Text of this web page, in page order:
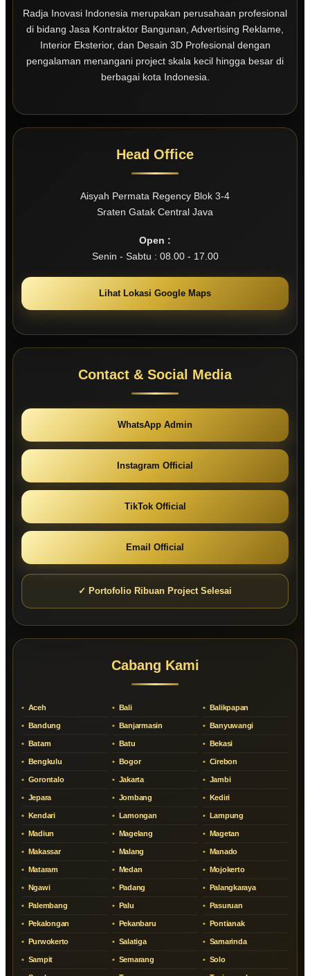
Radja Inovasi Indonesia merupakan perusahaan profesional
di bidang Jasa Kontraktor Bangunan, Advertising Reklame,
Interior Eksterior, dan Desain 3D Profesional dengan
pengalaman menangani project skala kecil hingga besar di
berbagai kota Indonesia.
Head Office
Aisyah Permata Regency Blok 3-4
Sraten Gatak Central Java
Open :
Senin - Sabtu : 08.00 - 17.00
Lihat Lokasi Google Maps
Contact & Social Media
WhatsApp Admin
Instagram Official
TikTok Official
Email Official
✓ Portofolio Ribuan Project Selesai
Cabang Kami
Aceh Bali Balikpapan
Bandung Banjarmasin Banyuwangi
Batam Batu Bekasi
Bengkulu Bogor Cirebon
Gorontalo Jakarta Jambi
Jepara Jombang Kediri
Kendari Lamongan Lampung
Madiun Magelang Magetan
Makassar Malang Manado
Mataram Medan Mojokerto
Ngawi Padang Palangkaraya
Palembang Palu Pasuruan
Pekalongan Pekanbaru Pontianak
Purwokerto Salatiga Samarinda
Sampit Semarang Solo